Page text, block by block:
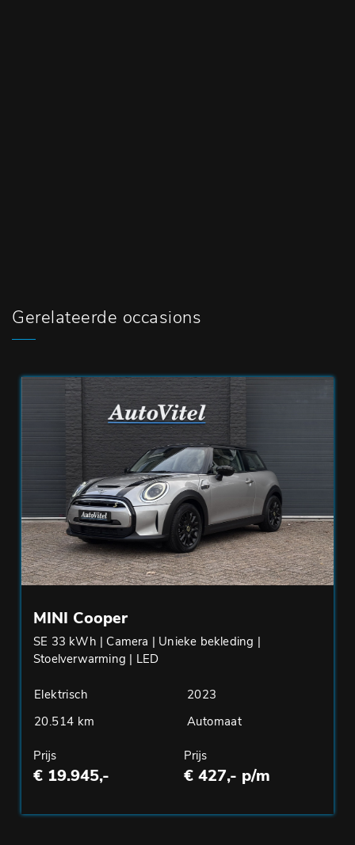
Gerelateerde occasions
MINI Cooper
SE 33 kWh | Camera | Unieke bekleding |
Stoelverwarming | LED
Elektrisch
2023
20.514 km
Automaat
Prijs
€ 19.945,-
Prijs
€ 427,- p/m